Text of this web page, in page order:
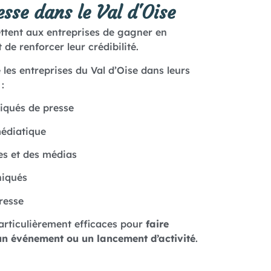
dans le Val d'Oise
aux entreprises de gagner en
de renforcer leur crédibilité.
entreprises du Val d’Oise dans leurs
de presse
et des médias
efficaces pour faire
événement ou un lancement d’activité.